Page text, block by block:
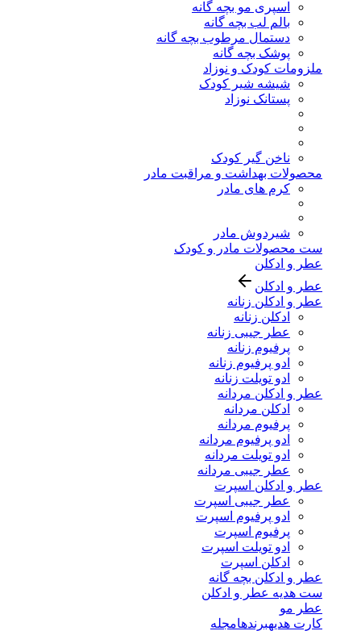
اسپری مو بچه گانه
بالم لب بچه گانه
دستمال مرطوب بچه گانه
پوشک بچه گانه
ملزومات کودک و نوزاد
شیشه شیر کودک
پستانک نوزاد
ناخن گیر کودک
محصولات بهداشت و مراقبت مادر
کرم های مادر
شیردوش مادر
ست محصولات مادر و کودک
عطر و ادکلن
عطر و ادکلن
عطر و ادکلن زنانه
ادکلن زنانه
عطر جیبی زنانه
پرفیوم زنانه
ادو پرفیوم زنانه
ادو تویلت زنانه
عطر و ادکلن مردانه
ادکلن مردانه
پرفیوم مردانه
ادو پرفیوم مردانه
ادو تویلت مردانه
عطر جیبی مردانه
عطر و ادکلن اسپرت
عطر جیبی اسپرت
ادو پرفیوم اسپرت
پرفیوم اسپرت
ادو تویلت اسپرت
ادکلن اسپرت
عطر و ادکلن بچه گانه
ست هدیه عطر و ادکلن
عطر مو
کارت هدیهبرندهامجله